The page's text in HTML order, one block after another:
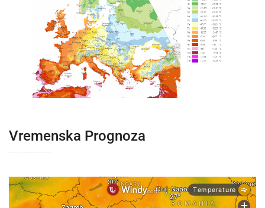
Vremenska Prognoza